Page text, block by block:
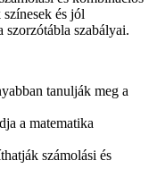
és jól
szabályai.
tanulják meg a
a matematika
számolási és